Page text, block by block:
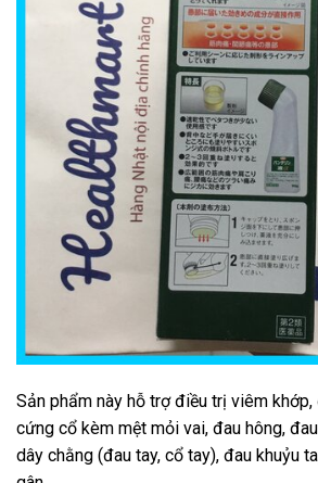
Sản phẩm này hỗ trợ điều trị viêm khớp,
cứng cổ kèm mệt mỏi vai, đau hông,
dây chằng (đau tay, cổ tay), đau khuỷu